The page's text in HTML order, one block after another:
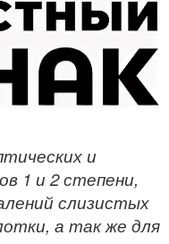
и
1 и 2 степени,
слизистых
а так же для